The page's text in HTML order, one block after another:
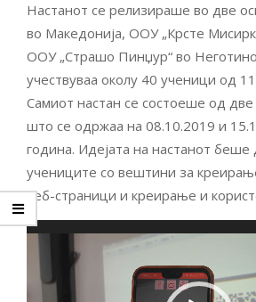
Настанот се релизираше во две
во Македонија, ООУ „Крсте
ООУ „Страшо Пинџур“ во
учествуваа околу 40 ученици од
Самиот настан се состоеше од
што се одржаа на 08.10.2019 и
година. Идејата на настанот беше
учениците со вештини за
веб-страници и креирање и
Видео